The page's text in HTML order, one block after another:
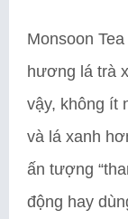
Monsoon
hương lá trà
vậy, không ít
và lá xanh
ấn tượng
động hay